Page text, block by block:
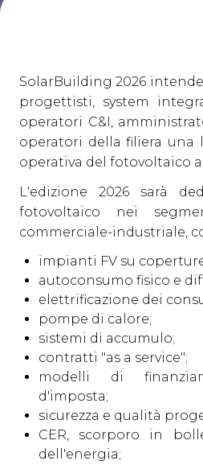
ESPORRE
Richiedi un preventivo
CONTATTACI
SolarBuilding 2026
progettisti, system
operatori C&I,
operatori della filiera una
operativa del fotovoltaico
L'edizione 2026 sarà
fotovoltaico nei
commerciale-industriale,
impianti FV su
autoconsumo fisico e
elettrificazione dei
pompe di calore;
sistemi di accumulo;
contratti "as a service";
modelli di
d'imposta;
sicurezza e qualità
CER, scorporo in
dell'energia;